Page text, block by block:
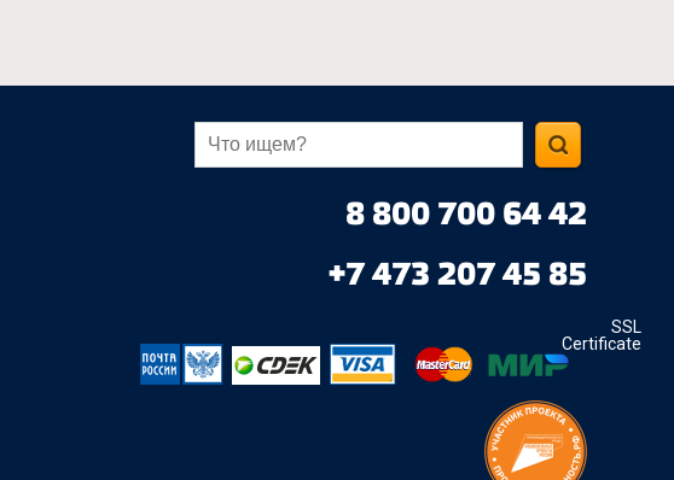
8 800 700 64 42
+7 473 207 45 85
SSL
Certificate